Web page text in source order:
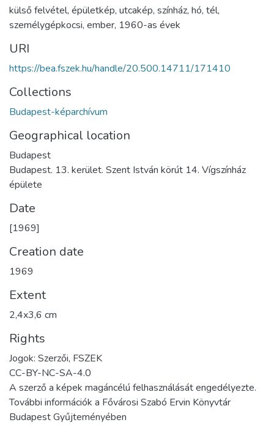
külső felvétel, épületkép, utcakép, színház, hó, tél,
személygépkocsi, ember, 1960-as évek
URI
https://bea.fszek.hu/handle/20.500.14711/171410
Collections
Budapest-képarchívum
Geographical location
Budapest
Budapest. 13. kerület. Szent István körút 14. Vígszínház
épülete
Date
[1969]
Creation date
1969
Extent
2,4x3,6 cm
Rights
Jogok: Szerzői, FSZEK
CC-BY-NC-SA-4.0
A szerző a képek magáncélú felhasználását engedélyezte.
További információk a Fővárosi Szabó Ervin Könyvtár
Budapest Gyűjteményében